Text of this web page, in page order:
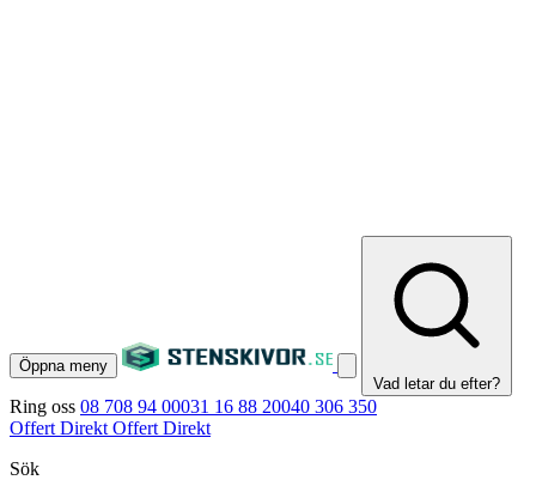
Öppna meny
Vad letar du efter?
Ring oss 08 708 94 00031 16 88 20040 306 350
Offert Direkt Offert Direkt
Sök